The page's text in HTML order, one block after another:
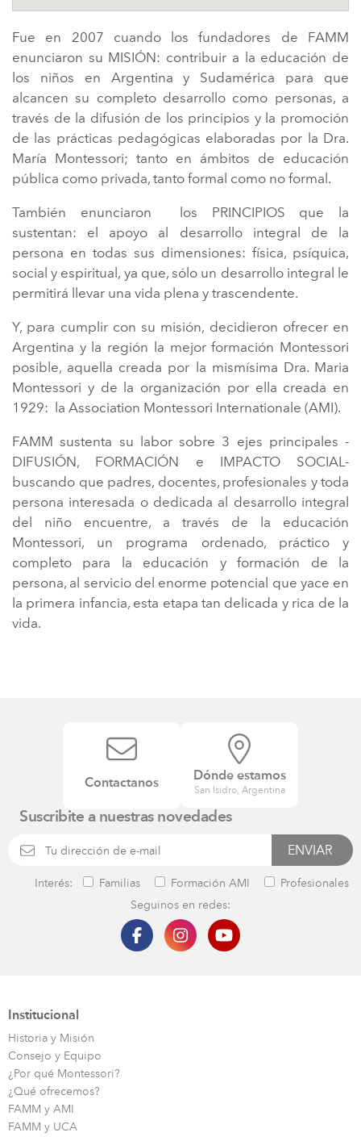
Fue en 2007 cuando los fundadores de FAMM
enunciaron su MISIÓN: contribuir a la educación de
los niños en Argentina y Sudamérica para que
alcancen su completo desarrollo como personas, a
través de la difusión de los principios y la promoción
de las prácticas pedagógicas elaboradas por la Dra.
María Montessori; tanto en ámbitos de educación
pública como privada, tanto formal como no formal.
También enunciaron los PRINCIPIOS que la
sustentan: el apoyo al desarrollo integral de la
persona en todas sus dimensiones: física, psíquica,
social y espiritual, ya que, sólo un desarrollo integral le
permitirá llevar una vida plena y trascendente.
Y, para cumplir con su misión, decidieron ofrecer en
Argentina y la región la mejor formación Montessori
posible, aquella creada por la mismísima Dra. Maria
Montessori y de la organización por ella creada en
1929: la Association Montessori Internationale (AMI).
FAMM sustenta su labor sobre 3 ejes principales -
DIFUSIÓN, FORMACIÓN e IMPACTO SOCIAL-
buscando que padres, docentes, profesionales y toda
persona interesada o dedicada al desarrollo integral
del niño encuentre, a través de la educación
Montessori, un programa ordenado, práctico y
completo para la educación y formación de la
persona, al servicio del enorme potencial que yace en
la primera infancia, esta etapa tan delicada y rica de la
vida.
Contactanos
Dónde estamos
San Isidro, Argentina
Suscribite a nuestras novedades
Interés: Familias Formación AMI
Profesionales
Seguinos en redes:
Institucional
Historia y Misión
Consejo y Equipo
¿Por qué Montessori?
¿Qué ofrecemos?
FAMM y AMI
FAMM y UCA